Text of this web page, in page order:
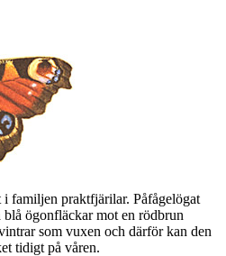
i familjen praktfjärilar. Påfågelögat
ögonfläckar mot en rödbrun
som vuxen och därför kan den
tidigt på våren.